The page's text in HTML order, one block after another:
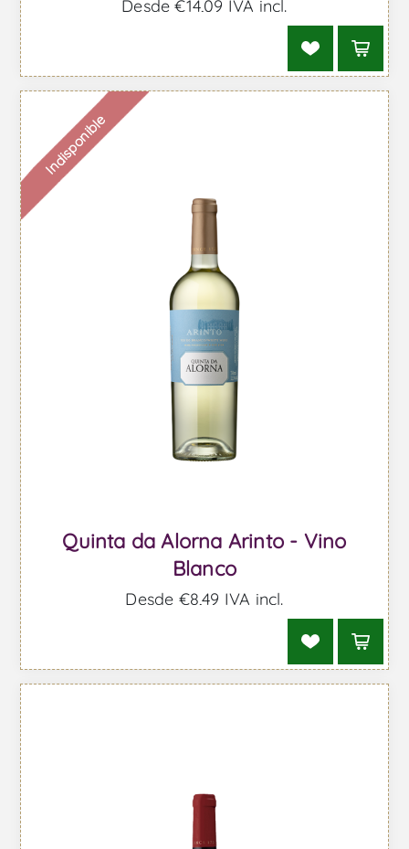
Desde €14,09 IVA incl.
Indisponible
Quinta da Alorna Arinto - Vino
Blanco
Desde €8,49 IVA incl.